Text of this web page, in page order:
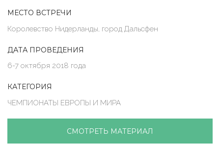
МЕСТО ВСТРЕЧИ
Королевство Нидерланды, город Дальсфен
ДАТА ПРОВЕДЕНИЯ
6-7 октября 2018 года
КАТЕГОРИЯ
ЧЕМПИОНАТЫ ЕВРОПЫ И МИРА
СМОТРЕТЬ МАТЕРИАЛ